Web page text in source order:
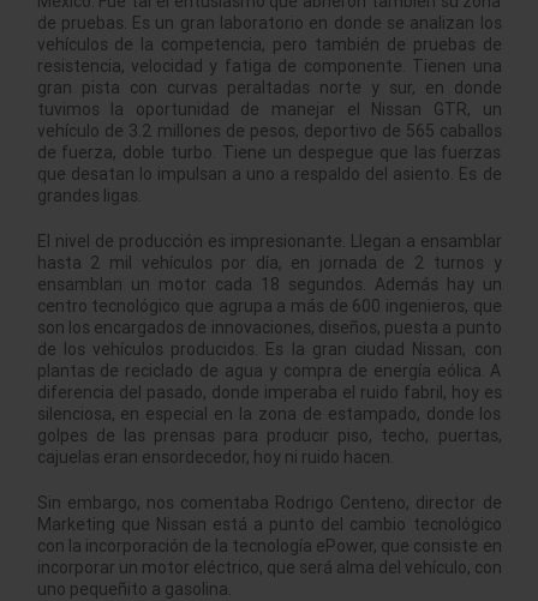
de pruebas. Es un gran laboratorio en donde se analizan los
vehículos de la competencia, pero también de pruebas de
resistencia, velocidad y fatiga de componente. Tienen una
gran pista con curvas peraltadas norte y sur, en donde
tuvimos la oportunidad de manejar el Nissan GTR, un
vehículo de 3.2 millones de pesos, deportivo de 565 caballos
de fuerza, doble turbo. Tiene un despegue que las fuerzas
que desatan lo impulsan a uno a respaldo del asiento. Es de
grandes ligas.
El nivel de producción es impresionante. Llegan a ensamblar
hasta 2 mil vehículos por día, en jornada de 2 turnos y
ensamblan un motor cada 18 segundos. Además hay un
centro tecnológico que agrupa a más de 600 ingenieros, que
son los encargados de innovaciones, diseños, puesta a punto
de los vehículos producidos. Es la gran ciudad Nissan, con
plantas de reciclado de agua y compra de energía eólica. A
diferencia del pasado, donde imperaba el ruido fabril, hoy es
silenciosa, en especial en la zona de estampado, donde los
golpes de las prensas para producir piso, techo, puertas,
cajuelas eran ensordecedor, hoy ni ruido hacen.
Sin embargo, nos comentaba Rodrigo Centeno, director de
Marketing que Nissan está a punto del cambio tecnológico
con la incorporación de la tecnología ePower, que consiste en
incorporar un motor eléctrico, que será alma del vehículo, con
uno pequeñito a gasolina.